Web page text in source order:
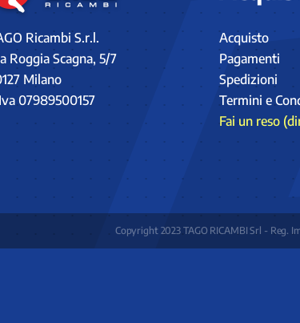
Ricambi S.r.l.
Roggia Scagna, 5/7
Milano
07989500157
Acquisto
Pagamenti
Spedizioni
Termini e
Fai un reso
Copyright 2023 TAGO RICAMBI Srl - Reg.